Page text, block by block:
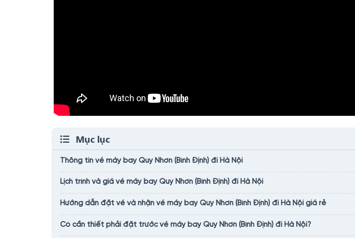
Mục lục
Thông tin vé máy bay Quy Nhơn (Bình Định) đi Hà Nội
Lịch trình và giá vé máy bay Quy Nhơn (Bình Định) đi Hà Nội
Hướng dẫn đặt vé và nhận vé máy bay Quy Nhơn (Bình Định) đi Hà Nội giá rẻ
Có cần thiết phải đặt trước vé máy bay Quy Nhơn (Bình Định) đi Hà Nội?